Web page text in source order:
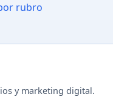
rubro
y marketing digital.